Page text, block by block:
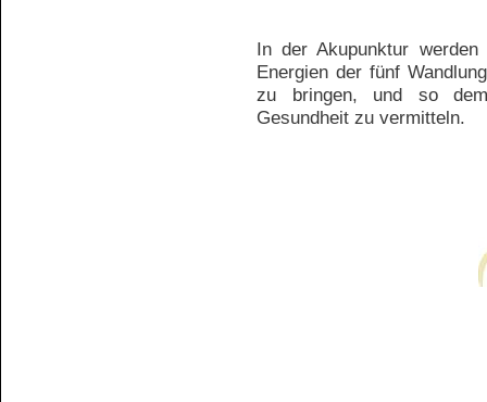
In der Akupunktur
Energien der fünf
zu bringen, und so
Gesundheit zu vermitteln.